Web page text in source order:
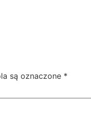
są oznaczone *